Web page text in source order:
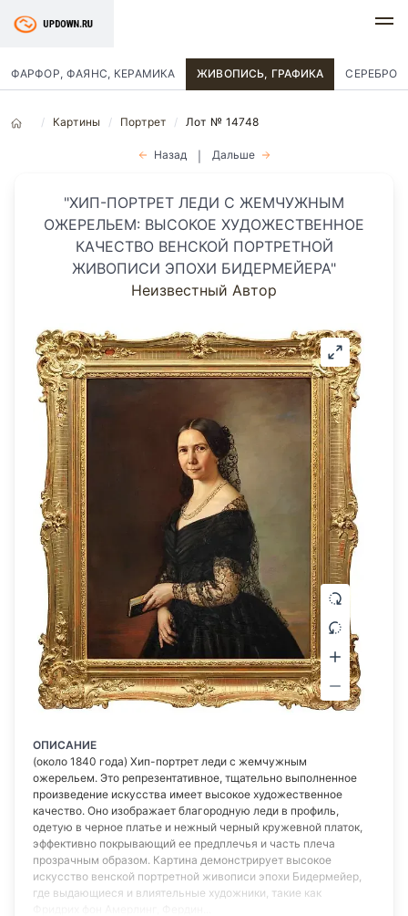
ФАРФОР, ФАЯНС, КЕРАМИКА ЖИВОПИСЬ, ГРАФИКА СЕРЕБРО
Картины Портрет Лот № 14748
Назад Дальше
"ХИП-ПОРТРЕТ ЛЕДИ С ЖЕМЧУЖНЫМ
ОЖЕРЕЛЬЕМ: ВЫСОКОЕ ХУДОЖЕСТВЕННОЕ
КАЧЕСТВО ВЕНСКОЙ ПОРТРЕТНОЙ
ЖИВОПИСИ ЭПОХИ БИДЕРМЕЙЕРА"
Неизвестный Автор
ОПИСАНИЕ
(около 1840 года) Хип-портрет леди с жемчужным
ожерельем. Это репрезентативное, тщательно выполненное
произведение искусства имеет высокое художественное
качество. Оно изображает благородную леди в профиль,
одетую в черное платье и нежный черный кружевной платок,
эффективно покрывающий ее предплечья и часть плеча
прозрачным образом. Картина демонстрирует высокое
искусство венской портретной живописи эпохи Бидермейер,
где выдающиеся и влиятельные художники, такие как